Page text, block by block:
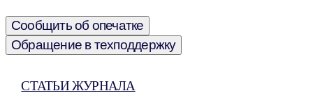
Сообщить об опечатке
Обращение в техподдержку
СТАТЬИ ЖУРНАЛА